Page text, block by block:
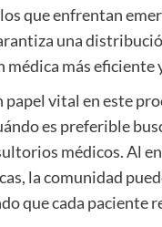
que enfrentan
una
más eficiente
papel vital en este
es preferible
médicos. Al
la comunidad
que cada paciente